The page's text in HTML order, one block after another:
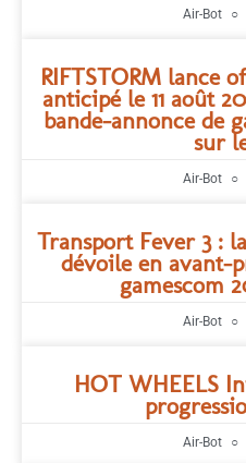
Air-Bot
RIFTSTORM lance
anticipé le 11 août
bande-annonce de
sur
Air-Bot
Transport Fever 3 :
dévoile en avant-
gamescom
Air-Bot
HOT WHEELS
Air-Bot